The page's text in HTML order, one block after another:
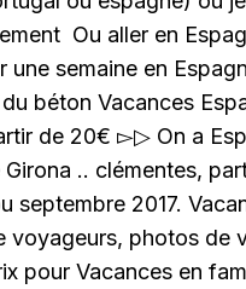
Ou aller en
semaine en
béton Vacances
de 20€ ▻▷ On a
.. clémentes,
septembre 2017.
voyageurs, photos de
pour Vacances en